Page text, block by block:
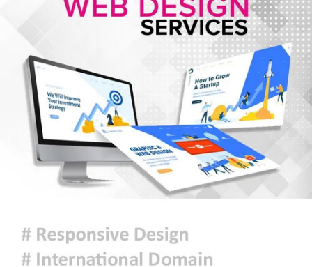
প্রধানমন্ত্রীকে বরণে প্রস্তুত চট্টগ্রাম,
নেতাকর্মীরা উজ্জীবিত
দিল্লির সংবাদ সম্মেলনে শেখ হাসিনার
ভার্চ্যুয়াল বক্তব্যে ভারতের সমর্থন নেই:
জয়সওয়াল
থাইল্যান্ডে স্কুলে শিক্ষার্থীর বন্দুক হামলা,
শিক্ষকসহ নিহত ৭
সিলেটে দুই বাসের মুখোমুখি সংঘর্ষ: